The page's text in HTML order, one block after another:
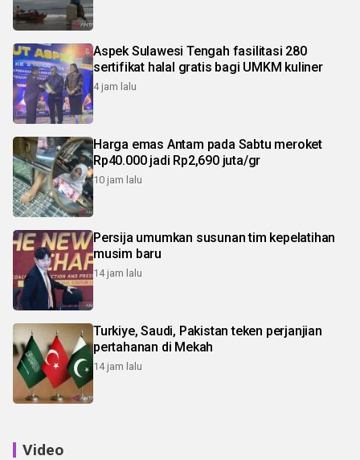
Aspek Sulawesi Tengah fasilitasi 280
sertifikat halal gratis bagi UMKM kuliner
4 jam lalu
Harga emas Antam pada Sabtu meroket
Rp40.000 jadi Rp2,690 juta/gr
10 jam lalu
Persija umumkan susunan tim kepelatihan
musim baru
14 jam lalu
Turkiye, Saudi, Pakistan teken perjanjian
pertahanan di Mekah
14 jam lalu
Video